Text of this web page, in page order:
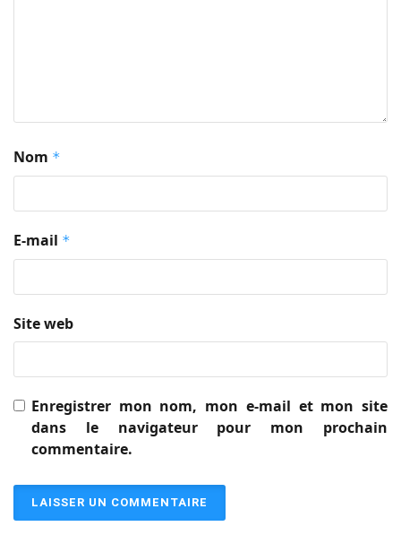
Nom *
E-mail *
Site web
Enregistrer mon nom, mon e-mail et mon site
dans le navigateur pour mon prochain
commentaire.